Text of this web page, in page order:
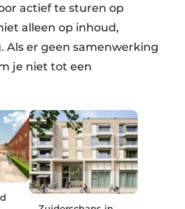
actief te sturen op
alleen op inhoud,
Als er geen samenwerking
je niet tot een